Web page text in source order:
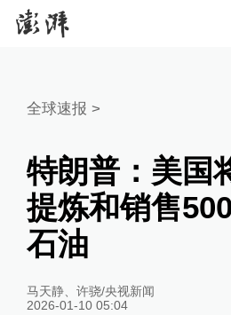
全球速报 >
特朗普：美国
提炼和销售
石油
马天静、许骁/央视新闻
2026-01-10 05:04